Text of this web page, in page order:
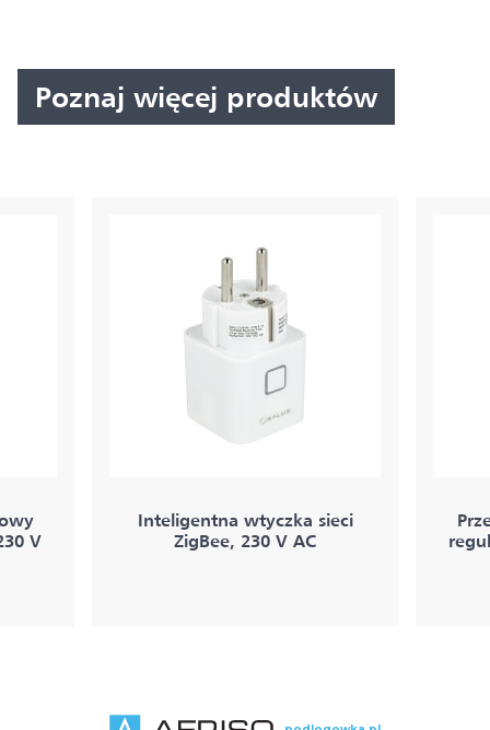
Poznaj więcej produktów
V
Inteligentna wtyczka sieci
ZigBee, 230 V AC